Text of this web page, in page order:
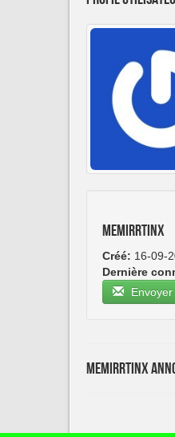
memirrtinx
Créé: 16-09-
Dernière
memirrtinx